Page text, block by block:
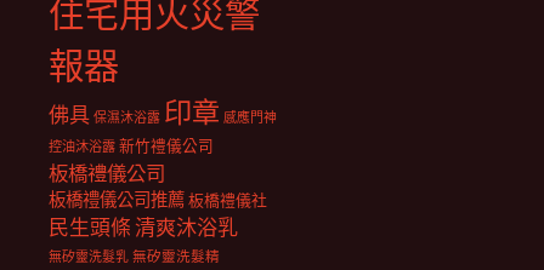
住宅用火災警
報器
佛具 保濕沐浴露 印章 感應門神
控油沐浴露 新竹禮儀公司
板橋禮儀公司
板橋禮儀公司推薦板橋禮儀社
民生頭條清爽沐浴乳
無矽靈洗髮乳 無矽靈洗髮精